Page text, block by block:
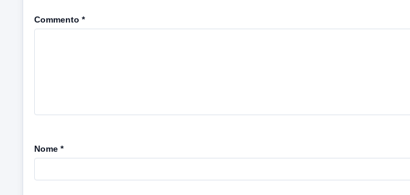
Commento *
Nome *